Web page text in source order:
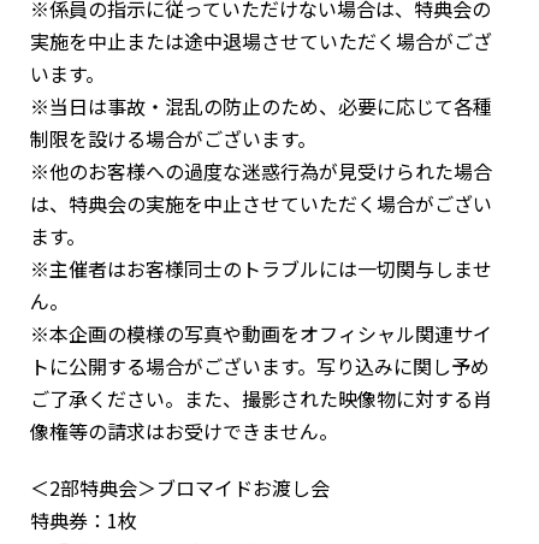
※係員の指示に従っていただけない場合は、特典会の
実施を中止または途中退場させていただく場合がござ
います。
※当日は事故・混乱の防止のため、必要に応じて各種
制限を設ける場合がございます。
※他のお客様への過度な迷惑行為が見受けられた場合
は、特典会の実施を中止させていただく場合がござい
ます。
※主催者はお客様同士のトラブルには一切関与しませ
ん。
※本企画の模様の写真や動画をオフィシャル関連サイ
トに公開する場合がございます。写り込みに関し予め
ご了承ください。また、撮影された映像物に対する肖
像権等の請求はお受けできません。
＜2部特典会＞ブロマイドお渡し会
特典券：1枚